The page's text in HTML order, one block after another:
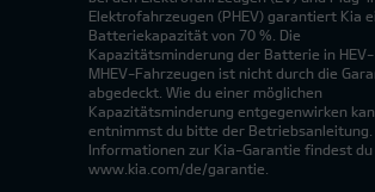
Elektrofahrzeugen (PHEV) garantiert Kia
Batteriekapazität von 70 %. Die
Kapazitätsminderung der Batterie in HEV-
MHEV-Fahrzeugen ist nicht durch die
abgedeckt. Wie du einer möglichen
Kapazitätsminderung entgegenwirken
entnimmst du bitte der Betriebsanleitung.
Informationen zur Kia-Garantie findest
www.kia.com/de/garantie.